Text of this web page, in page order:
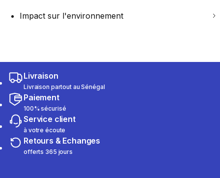
Impact sur l'environnement
Livraison
Livraison partout au Sénégal
Paiement
100% sécurisé
Service client
à votre écoute
Retours & Echanges
offerts 365 jours